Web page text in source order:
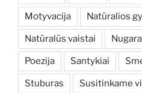
Motyvacija Natūralios
Natūralūs vaistai Nugara
Poezija Santykiai
Stuburas Susitinkame